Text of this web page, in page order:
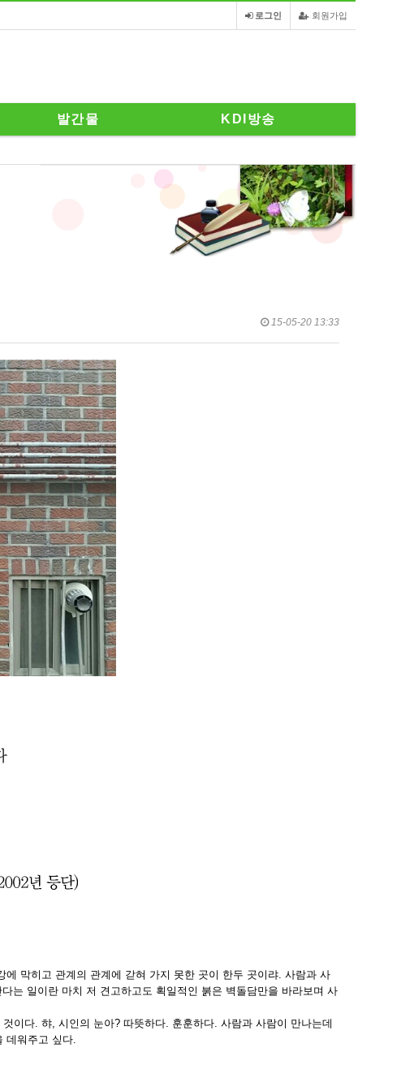
회원가입
로그인
발간물 KDI방송
15-05-20 13:33
막히고 관계의 관계에 갇혀 가지 못한 곳이 한두 곳이랴. 사람과 사
는 일이란 마치 저 견고하고도 획일적인 붉은 벽돌담만을 바라보며 사
이다. 햐, 시인의 눈아? 따뜻하다. 훈훈하다. 사람과 사람이 만나는데
데워주고 싶다.